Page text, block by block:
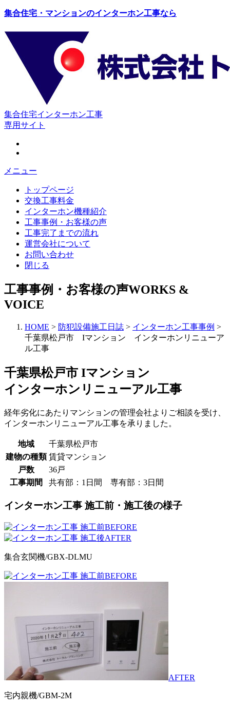
集合住宅・マンションのインターホン工事なら
集合住宅インターホン工事
専用サイト
メニュー
トップページ
交換工事料金
インターホン機種紹介
工事事例・お客様の声
工事完了までの流れ
運営会社について
お問い合わせ
閉じる
工事事例・お客様の声WORKS &
VOICE
HOME > 防犯設備施工日誌 > インターホン工事事例 >
千葉県松戸市 Iマンション インターホンリニューア
ル工事
千葉県松戸市 Iマンション
インターホンリニューアル工事
経年劣化にあたりマンションの管理会社よりご相談を受け、
インターホンリニューアル工事を承りました。
地域
千葉県松戸市
建物の種類 賃貸マンション
戸数
36戸
工事期間
共有部：1日間 専有部：3日間
インターホン工事 施工前・施工後の様子
BEFORE
AFTER
集合玄関機/GBX-DLMU
BEFORE
AFTER
宅内親機/GBM-2M